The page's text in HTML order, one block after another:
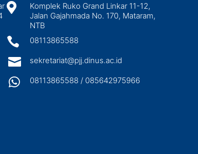

Komplek Ruko Grand Linkar 11-12,
Jalan Gajahmada No. 170, Mataram,
NTB
 08113865588
 sekretariat@pjj.dinus.ac.id
 08113865588 / 085642975966